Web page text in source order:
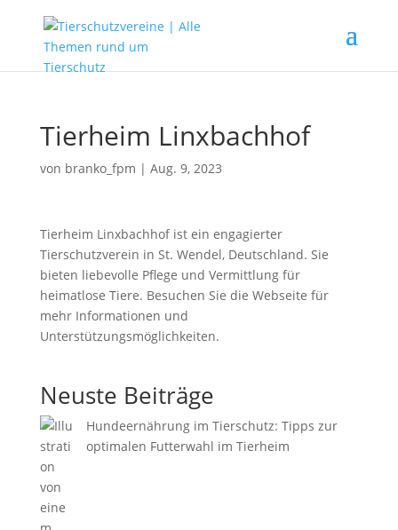
Tierheim Linxbachhof
von branko_fpm | Aug. 9, 2023
Tierheim Linxbachhof ist ein engagierter
Tierschutzverein in St. Wendel, Deutschland. Sie
bieten liebevolle Pflege und Vermittlung für
heimatlose Tiere. Besuchen Sie die Webseite für
mehr Informationen und
Unterstützungsmöglichkeiten.
Neuste Beiträge
Hundeernährung im Tierschutz: Tipps zur
optimalen Futterwahl im Tierheim